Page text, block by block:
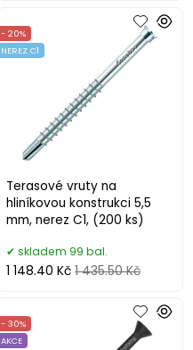
Terasové vruty na
hliníkovou konstrukci 5,5
mm, nerez C1, (200 ks)
- 20%
NEREZ C1
skladem 99 bal.
1 148.40 Kč 1 435.50 Kč
- 30%
AKCE